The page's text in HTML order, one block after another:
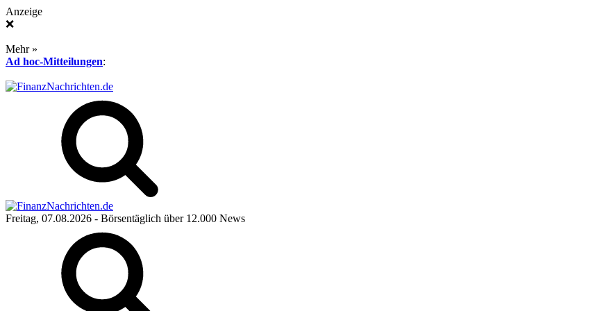
Anzeige
❌
Mehr »
Ad hoc-Mitteilungen:
Freitag, 07.08.2026 - Börsentäglich über 12.000 News